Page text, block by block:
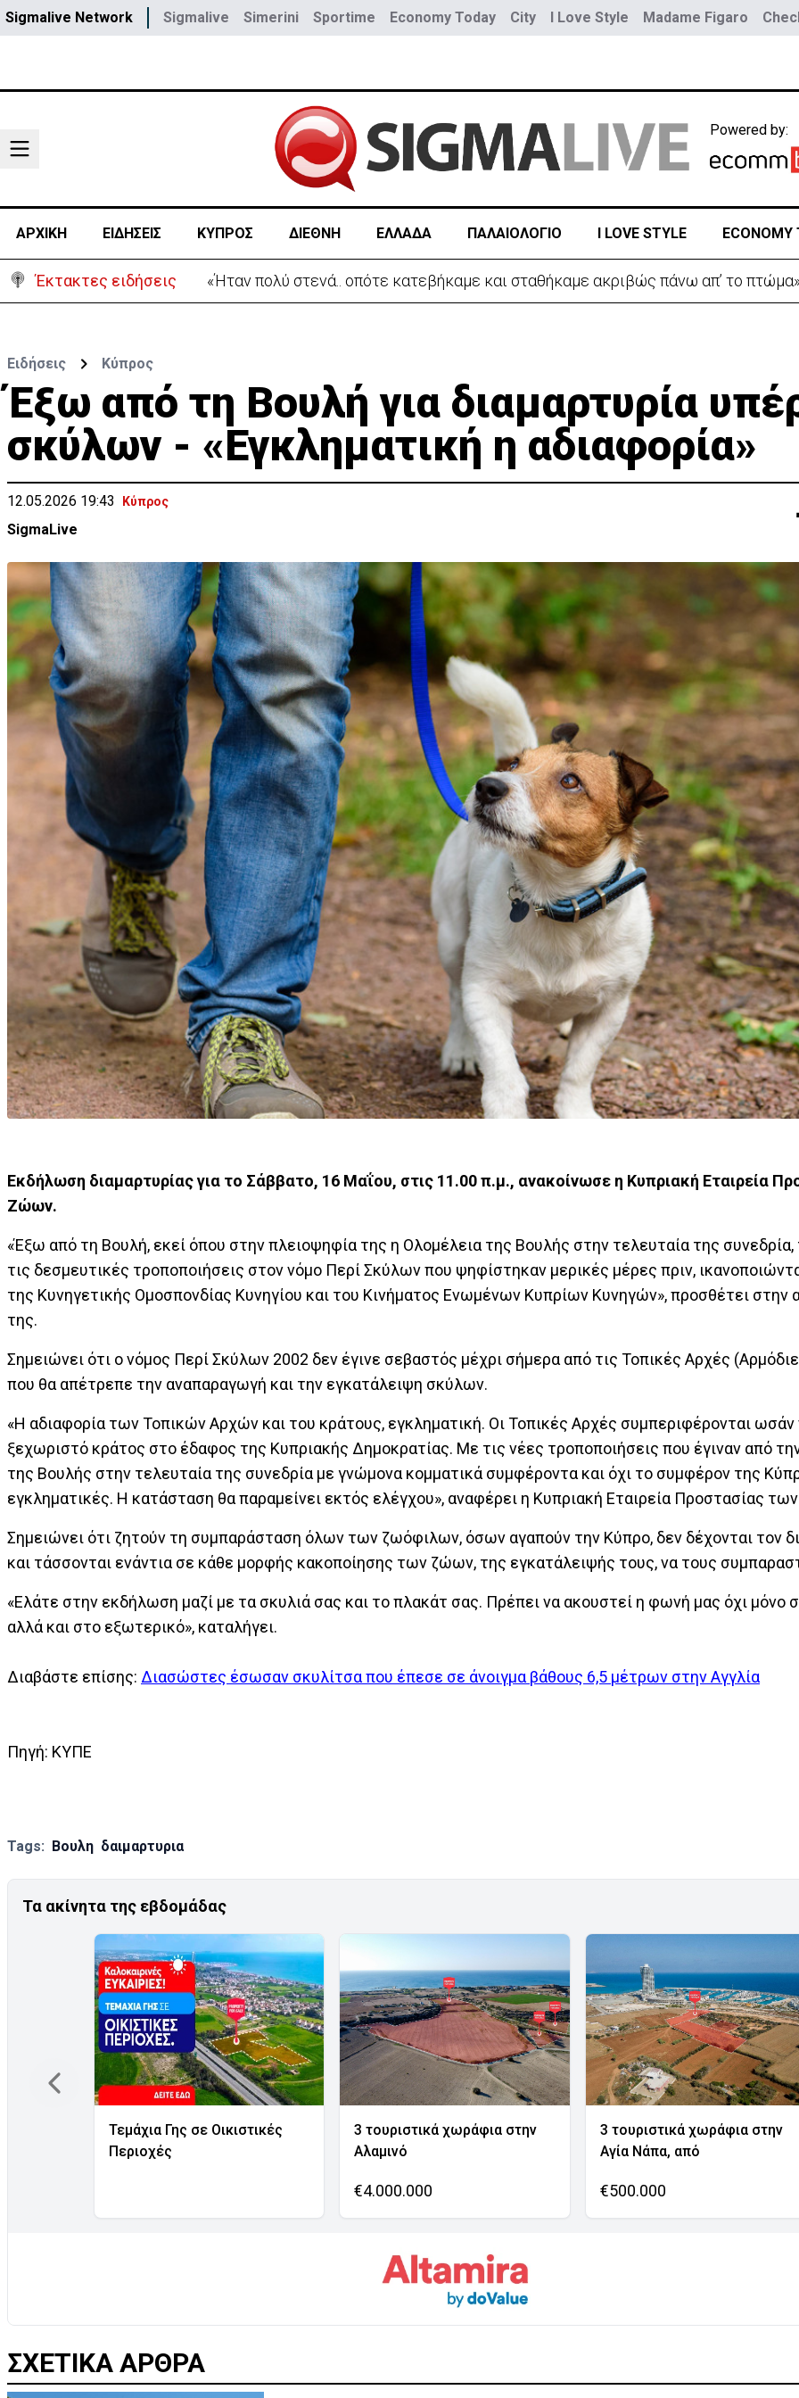
Sigmalive Network Sigmalive Simerini Sportime Economy Today City I Love Style Madame Figaro
Powered by:
ΑΡΧΙΚΗ ΕΙΔΗΣΕΙΣ ΚΥΠΡΟΣ ΔΙΕΘΝΗ ΕΛΛΑΔΑ ΠΑΛΑΙΟΛΟΓΙΟ I LOVE STYLE ECONOMY
Έκτακτες ειδήσεις «Ήταν πολύ στενά.. οπότε κατεβήκαμε και σταθήκαμε ακριβώς πάνω απ’ το
Ειδήσεις Κύπρος
Έξω από τη Βουλή για διαμαρτυρία
σκύλων - «Εγκληματική η αδιαφορία»
12.05.2026 19:43 Κύπρος
SigmaLive
Εκδήλωση διαμαρτυρίας για το Σάββατο, 16 Μαΐου, στις 11.00 π.μ., ανακοίνωσε η Κυπριακή Εταιρεία
Ζώων.
«Έξω από τη Βουλή, εκεί όπου στην πλειοψηφία της η Ολομέλεια της Βουλής στην τελευταία της
τις δεσμευτικές τροποποιήσεις στον νόμο Περί Σκύλων που ψηφίστηκαν μερικές μέρες πριν,
της Κυνηγετικής Ομοσπονδίας Κυνηγίου και του Κινήματος Ενωμένων Κυπρίων Κυνηγών», προσθέτει στην
της.
Σημειώνει ότι ο νόμος Περί Σκύλων 2002 δεν έγινε σεβαστός μέχρι σήμερα από τις Τοπικές Αρχές
που θα απέτρεπε την αναπαραγωγή και την εγκατάλειψη σκύλων.
«Η αδιαφορία των Τοπικών Αρχών και του κράτους, εγκληματική. Οι Τοπικές Αρχές συμπεριφέρονται ωσάν
ξεχωριστό κράτος στο έδαφος της Κυπριακής Δημοκρατίας. Με τις νέες τροποποιήσεις που έγιναν από
της Βουλής στην τελευταία της συνεδρία με γνώμονα κομματικά συμφέροντα και όχι το συμφέρον της
εγκληματικές. Η κατάσταση θα παραμείνει εκτός ελέγχου», αναφέρει η Κυπριακή Εταιρεία Προστασίας
Σημειώνει ότι ζητούν τη συμπαράσταση όλων των ζωόφιλων, όσων αγαπούν την Κύπρο, δεν δέχονται τον
και τάσσονται ενάντια σε κάθε μορφής κακοποίησης των ζώων, της εγκατάλειψής τους, να τους
«Ελάτε στην εκδήλωση μαζί με τα σκυλιά σας και το πλακάτ σας. Πρέπει να ακουστεί η φωνή μας όχι μόνο
αλλά και στο εξωτερικό», καταλήγει.
Διαβάστε επίσης: Διασώστες έσωσαν σκυλίτσα που έπεσε σε άνοιγμα βάθους 6,5 μέτρων στην Αγγλία
Πηγή: ΚΥΠΕ
Tags: Βουλη δαιμαρτυρια
Τα ακίνητα της εβδομάδας
Τεμάχια Γης σε Οικιστικές
Περιοχές
3 τουριστικά χωράφια στην
Αλαμινό
€4.000.000
3 τουριστικά χωράφια στην
Αγία Νάπα, από
€500.000
ΣΧΕΤΙΚΑ ΑΡΘΡΑ